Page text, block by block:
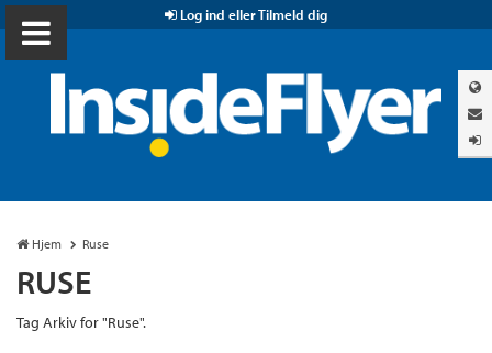
Log ind eller Tilmeld dig
Hjem Ruse
RUSE
Tag Arkiv for "Ruse".